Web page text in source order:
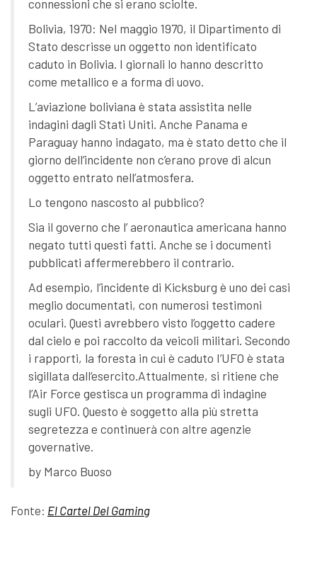
connessioni che si erano sciolte.
Bolivia, 1970: Nel maggio 1970, il Dipartimento di
Stato descrisse un oggetto non identificato
caduto in Bolivia. I giornali lo hanno descritto
come metallico e a forma di uovo.
L’aviazione boliviana è stata assistita nelle
indagini dagli Stati Uniti. Anche Panama e
Paraguay hanno indagato, ma è stato detto che il
giorno dell’incidente non c’erano prove di alcun
oggetto entrato nell’atmosfera.
Lo tengono nascosto al pubblico?
Sia il governo che l’ aeronautica americana hanno
negato tutti questi fatti. Anche se i documenti
pubblicati affermerebbero il contrario.
Ad esempio, l’incidente di Kicksburg è uno dei casi
meglio documentati, con numerosi testimoni
oculari. Questi avrebbero visto l’oggetto cadere
dal cielo e poi raccolto da veicoli militari. Secondo
i rapporti, la foresta in cui è caduto I’UFO è stata
sigillata dall’esercito.Attualmente, si ritiene che
l’Air Force gestisca un programma di indagine
sugli UFO. Questo è soggetto alla più stretta
segretezza e continuerà con altre agenzie
governative.
by Marco Buoso
Fonte: El Cartel Del Gaming